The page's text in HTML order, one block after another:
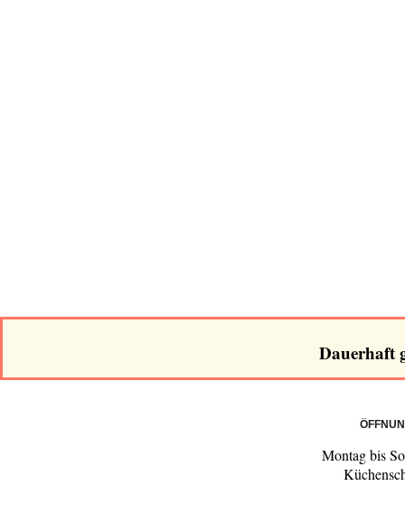
Dauerhaft
Montag bis